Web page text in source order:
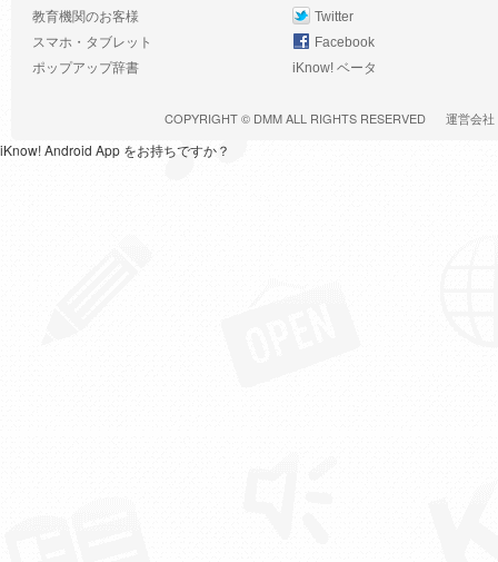
教育機関のお客様
スマホ・タブレット
ポップアップ辞書
Twitter
Facebook
iKnow! ベータ
COPYRIGHT © DMMALL RIGHTS RESERVED 運営会社
iKnow! Android App をお持ちですか？